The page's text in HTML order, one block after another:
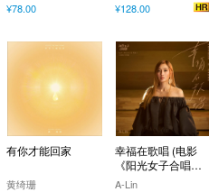
¥78.00
¥128.00
有你才能回家
黄绮珊
幸福在歌唱 (电影
《阳光女子合唱
团》幸福版主题曲)
A-Lin